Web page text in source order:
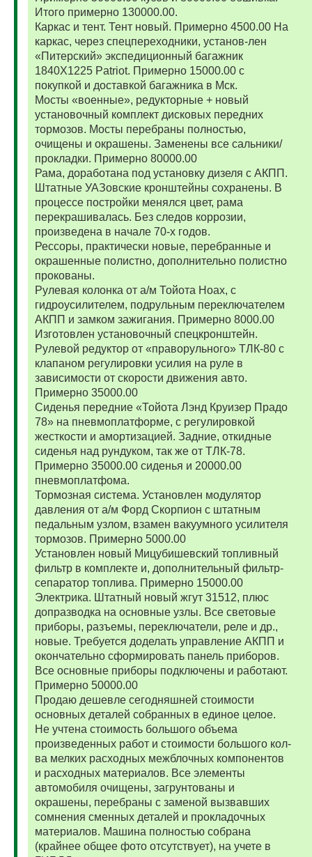
Итого примерно 130000.00.
Каркас и тент. Тент новый. Примерно 4500.00 На
каркас, через спецпереходники, установ-лен
«Питерский» экспедиционный багажник
1840Х1225 Patriot. Примерно 15000.00 с
покупкой и доставкой багажника в Мск.
Мосты «военные», редукторные + новый
установочный комплект дисковых передних
тормозов. Мосты перебраны полностью,
очищены и окрашены. Заменены все сальники/
прокладки. Примерно 80000.00
Рама, доработана под установку дизеля с АКПП.
Штатные УАЗовские кронштейны сохранены. В
процессе постройки менялся цвет, рама
перекрашивалась. Без следов коррозии,
произведена в начале 70-х годов.
Рессоры, практически новые, перебранные и
окрашенные полистно, дополнительно полистно
прокованы.
Рулевая колонка от а/м Тойота Ноах, с
гидроусилителем, подрульным переключателем
АКПП и замком зажигания. Примерно 8000.00
Изготовлен установочный спецкронштейн.
Рулевой редуктор от «праворульного» ТЛК-80 с
клапаном регулировки усилия на руле в
зависимости от скорости движения авто.
Примерно 35000.00
Сиденья передние «Тойота Лэнд Круизер Прадо
78» на пневмоплатформе, с регулировкой
жесткости и амортизацией. Задние, откидные
сиденья над рундуком, так же от ТЛК-78.
Примерно 35000.00 сиденья и 20000.00
пневмоплатфома.
Тормозная система. Установлен модулятор
давления от а/м Форд Скорпион с штатным
педальным узлом, взамен вакуумного усилителя
тормозов. Примерно 5000.00
Установлен новый Мицубишевский топливный
фильтр в комплекте и, дополнительный фильтр-
сепаратор топлива. Примерно 15000.00
Электрика. Штатный новый жгут 31512, плюс
допразводка на основные узлы. Все световые
приборы, разъемы, переключатели, реле и др.,
новые. Требуется доделать управление АКПП и
окончательно сформировать панель приборов.
Все основные приборы подключены и работают.
Примерно 50000.00
Продаю дешевле сегодняшней стоимости
основных деталей собранных в единое целое.
Не учтена стоимость большого объема
произведенных работ и стоимости большого кол-
ва мелких расходных межблочных компонентов
и расходных материалов. Все элементы
автомобиля очищены, загрунтованы и
окрашены, перебраны с заменой вызвавших
сомнения сменных деталей и прокладочных
материалов. Машина полностью собрана
(крайнее общее фото отсутствует), на учете в